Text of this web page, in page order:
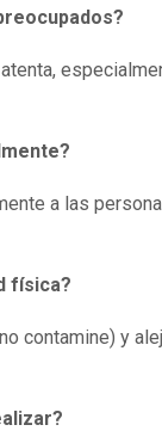
a las
física?
contamine) y